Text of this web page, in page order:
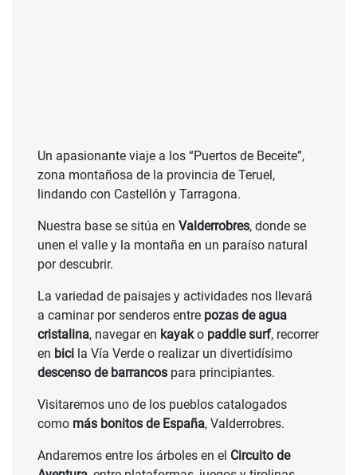
Un apasionante viaje a los “Puertos de Beceite”,
zona montañosa de la provincia de Teruel,
lindando con Castellón y Tarragona.
Nuestra base se sitúa en Valderrobres, donde se
unen el valle y la montaña en un paraíso natural
por descubrir.
La variedad de paisajes y actividades nos llevará
a caminar por senderos entre pozas de agua
cristalina, navegar en kayako paddle surf, recorrer
en bici la Vía Verde o realizar un divertidísimo
descenso de barrancos para principiantes.
Visitaremos uno de los pueblos catalogados
como más bonitos de España, Valderrobres.
Andaremos entre los árboles en el Circuito de